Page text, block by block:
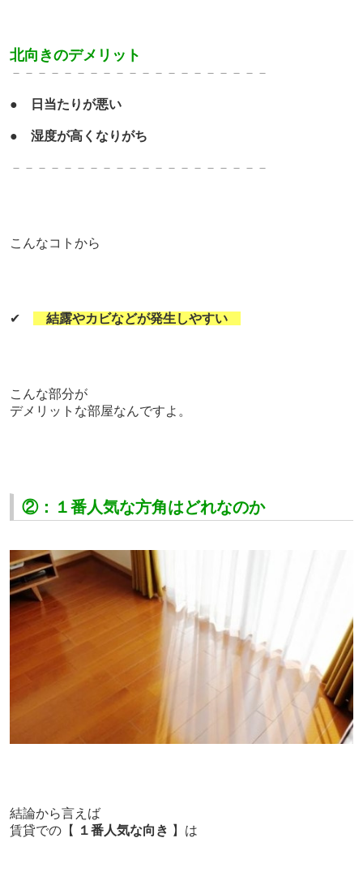
北向きのデメリット
－－－－－－－－－－－－－－－－－－－－
● 日当たりが悪い
● 湿度が高くなりがち
－－－－－－－－－－－－－－－－－－－－
こんなコトから
✔ 結露やカビなどが発生しやすい
こんな部分が
デメリットな部屋なんですよ。
②：１番人気な方角はどれなのか
結論から言えば
賃貸での【
１番人気な向き 】は